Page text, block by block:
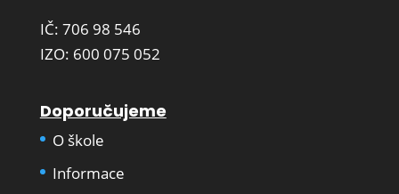
IČ: 706 98 546
IZO: 600 075 052
Doporučujeme
O škole
Informace